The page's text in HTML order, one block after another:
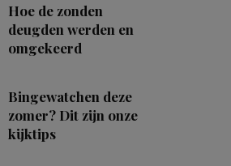
Hoe de zonden
deugden werden en
omgekeerd
Bingewatchen deze
zomer? Dit zijn onze
kijktips